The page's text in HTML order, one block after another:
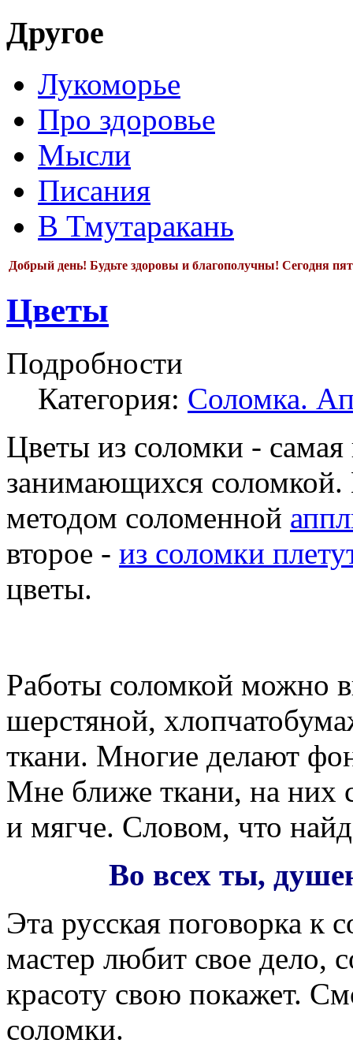
Другое
Лукоморье
Про здоровье
Мысли
Писания
В Тмутаракань
Добрый день! Будьте здоровы и благополучны! Сегодня
Цветы
Подробности
Категория: Соломка.
Цветы из соломки - самая
занимающихся соломкой.
методом соломенной
второе - из соломки
цветы.
Работы соломкой можно
шерстяной,
ткани. Многие делают
Мне ближе ткани, на них
и мягче. Словом, что
Во всех ты,
Эта русская поговорка к
мастер любит свое дело,
красоту свою покажет.
соломки.